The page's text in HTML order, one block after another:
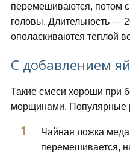
перемешиваются, потом
головы. Длительность —
ополаскиваются теплой
С добавлением
Такие смеси хороши при
морщинами. Популярные
Чайная ложка
перемешивается,